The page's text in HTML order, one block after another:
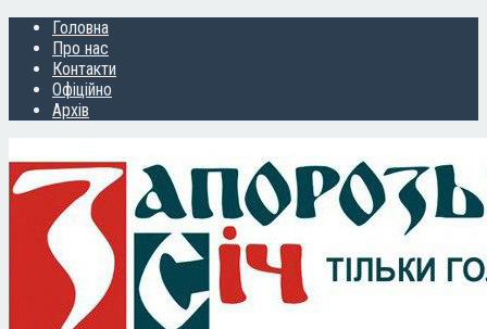
Головна
Про нас
Контакти
Офіційно
Архів